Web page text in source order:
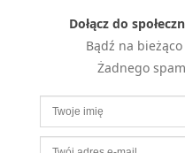
Dołącz do
Bądź na
Żadnego